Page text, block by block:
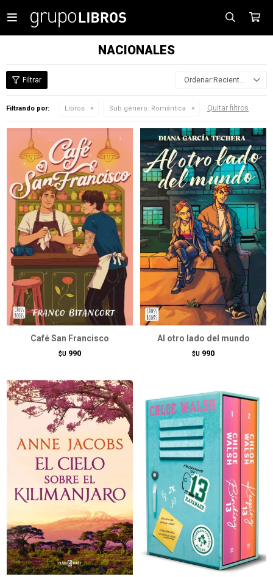

NACIONALES
Recientes
Filtrando por: Libros Sub género: Romántica Quitar filtros
Café San Francisco
$U 990
Al otro lado del mundo
$U 990